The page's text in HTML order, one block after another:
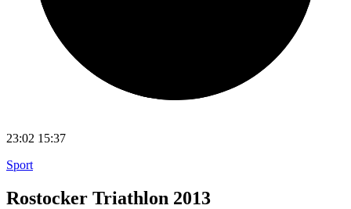
23:02 15:37
Sport
Rostocker Triathlon 2013